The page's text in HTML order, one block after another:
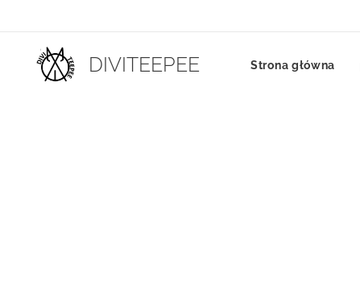
DIVITEEPEE Strona główna